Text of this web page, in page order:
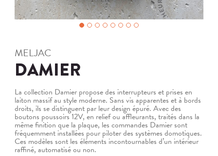
MELJAC
DAMIER
La collection Damier propose des interrupteurs et prises en
laiton massif au style moderne. Sans vis apparentes et à bords
droits, ils se distinguent par leur design épuré. Avec des
boutons poussoirs 12V, en relief ou affleurants, traités dans la
même finition que la plaque, les commandes Damier sont
fréquemment installées pour piloter des systèmes domotiques.
Ces modèles sont les éléments incontournables d’un intérieur
raffiné, automatisé ou non.